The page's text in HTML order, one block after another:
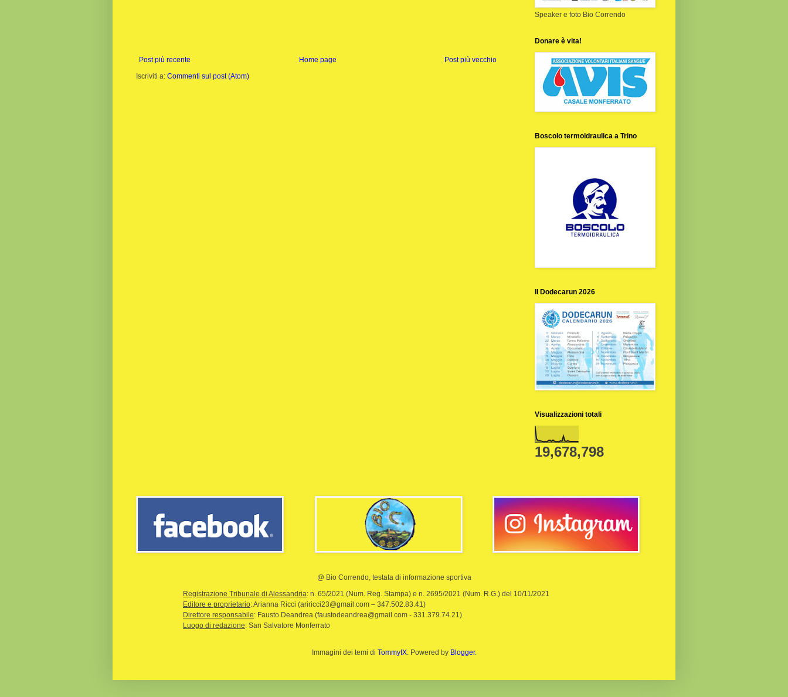
Post più recente Post più vecchio
Home page
Iscriviti a: Commenti sul post (Atom)
Speaker e foto Bio Correndo
Donare è vita!
Boscolo termoidraulica a Trino
Il Dodecarun 2026
Visualizzazioni totali
19,678,798
@ Bio Correndo, testata di informazione sportiva
Registrazione Tribunale di Alessandria: n. 65/2021 (Num. Reg. Stampa) e n. 2695/2021 (Num. R.G.) del 10/11/2021
Editore e proprietario: Arianna Ricci (ariricci23@gmail.com – 347.502.83.41)
Direttore responsabile: Fausto Deandrea (faustodeandrea@gmail.com - 331.379.74.21)
Luogo di redazione: San Salvatore Monferrato
Immagini dei temi di TommyIX. Powered by Blogger.